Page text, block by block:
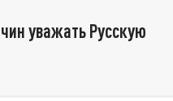
уважать Русскую